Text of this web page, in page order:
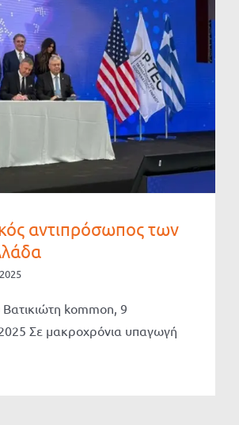
αντιπρόσωπος των
kommon, 9
Σε μακροχρόνια υπαγωγή